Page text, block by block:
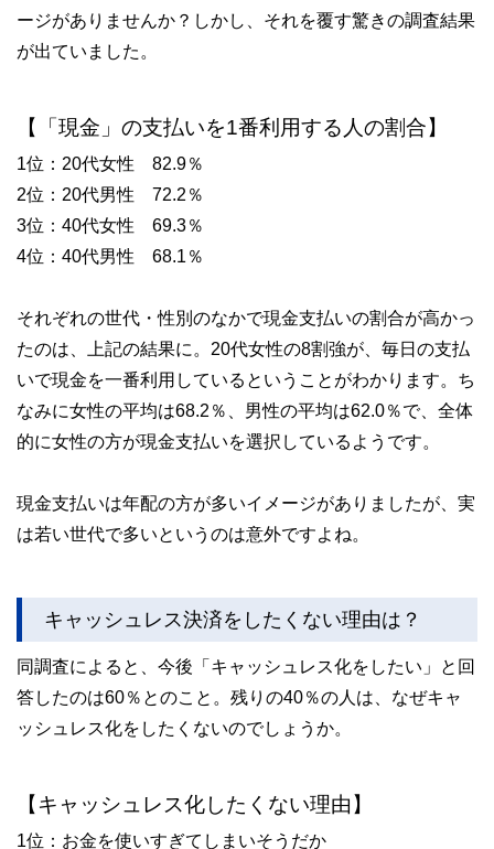
ージがありませんか？しかし、それを覆す驚きの調査結果
が出ていました。
【「現金」の支払いを1番利用する人の割合】
1位：20代女性 82.9％
2位：20代男性 72.2％
3位：40代女性 69.3％
4位：40代男性 68.1％
それぞれの世代・性別のなかで現金支払いの割合が高かっ
たのは、上記の結果に。20代女性の8割強が、毎日の支払
いで現金を一番利用しているということがわかります。ち
なみに女性の平均は68.2％、男性の平均は62.0％で、全体
的に女性の方が現金支払いを選択しているようです。
現金支払いは年配の方が多いイメージがありましたが、実
は若い世代で多いというのは意外ですよね。
キャッシュレス決済をしたくない理由は？
同調査によると、今後「キャッシュレス化をしたい」と回
答したのは60％とのこと。残りの40％の人は、なぜキャ
ッシュレス化をしたくないのでしょうか。
【キャッシュレス化したくない理由】
1位：お金を使いすぎてしまいそうだか